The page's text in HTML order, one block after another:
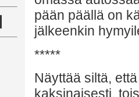
pään päällä on
jälkeenkin
*****
Näyttää siltä,
kaksinaisesti,